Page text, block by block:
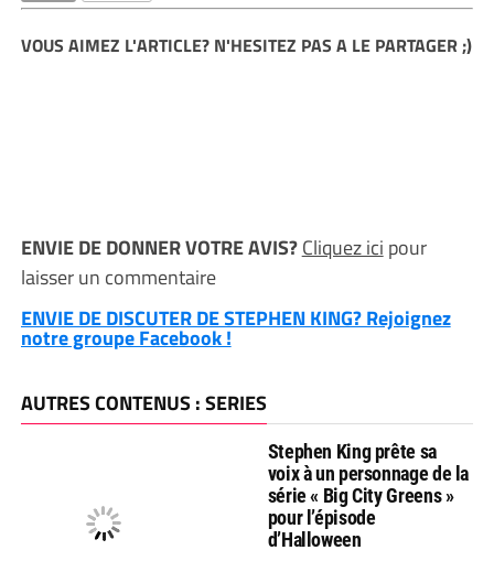
VOUS AIMEZ L'ARTICLE? N'HESITEZ PAS A LE PARTAGER ;)
ENVIE DE DONNER VOTRE AVIS?Cliquez ici pour
laisser un commentaire
ENVIE DE DISCUTER DE STEPHEN KING? Rejoignez
notre groupe Facebook !
AUTRES CONTENUS : SERIES
Stephen King prête sa
voix à un personnage de la
série « Big City Greens »
pour l’épisode
d’Halloween